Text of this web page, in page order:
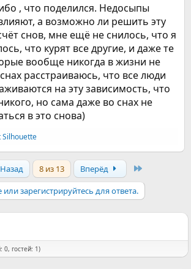
сигарету выкуривал буквально за пару
и повторюсь ооочень реальное
чудеса подкидывает моё сознание мне
моего мозга.
когда я бодрствую(не сплю)я постоянно
не то что желание,а саму мысль у
на уровне подсознания,а когда
снимается и желание выходит из
очень ярко проецирует мне,то что он
сильно на всём протяжении моего
моём случае я готовлюсь жить с
желания курить на уровне подсознания
долго.
пожелать терпения и сил на нелёгком
всяческих удач!!!
, что поделился. Недосыпы
а возможно ли решить эту
снов, мне ещё не снилось, что я
что курят все другие, и даже те
вообще никогда в жизни не
расстраиваюсь, что все люди
на эту зависимость, что
но сама даже во снах не
в это снова)
Silhouette
Назад 8 из 13 Вперёд
или зарегистрируйтесь для ответа.
0, гостей: 1)